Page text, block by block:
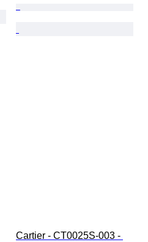
Cartier - CT0025S-003 -